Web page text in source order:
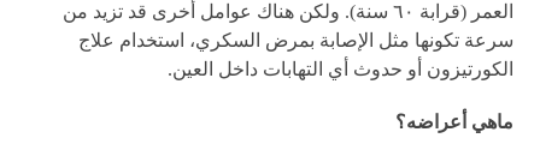
العمر (قرابة ٦٠ سنة). ولكن هناك عوامل أخرى قد تزيد من
سرعة تكونها مثل الإصابة بمرض السكري، استخدام علاج
الكورتيزون أو حدوث أي التهابات داخل العين.
ماهي أعراضه؟